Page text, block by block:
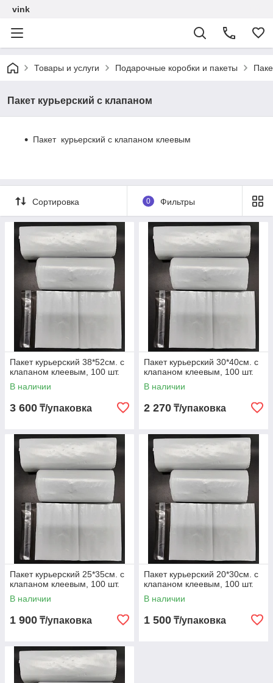
vink
Товары и услуги Подарочные коробки и пакеты
Пакет курьерский с клапаном
Пакет курьерский с клапаном клеевым
Сортировка 0 Фильтры
Пакет курьерский 38*52cм. с
клапаном клеевым, 100 шт.
В наличии
3 600 ₸/упаковка
Пакет курьерский 30*40см. с
клапаном клеевым, 100 шт.
В наличии
2 270 ₸/упаковка
Пакет курьерский 25*35cм. с
клапаном клеевым, 100 шт.
В наличии
1 900 ₸/упаковка
Пакет курьерский 20*30cм. с
клапаном клеевым, 100 шт.
В наличии
1 500 ₸/упаковка